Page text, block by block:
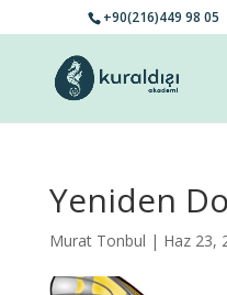
+90(216)449 98 05
Yeniden
Murat Tonbul | Haz 23,